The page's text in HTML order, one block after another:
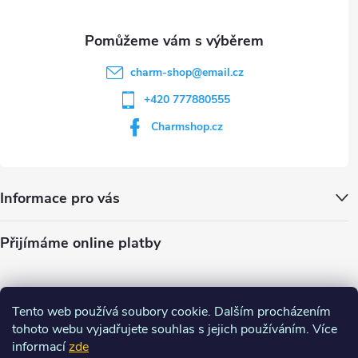
Tento web používá soubory cookie. Dalším procházením
tohoto webu vyjadřujete souhlas s jejich používáním. Více
informacízde
charm-shop@email.cz
+420 777880555
Charmshop.cz
Informace pro vás
Přijímáme online platby